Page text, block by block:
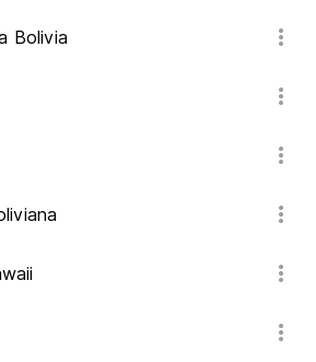
Bolivia